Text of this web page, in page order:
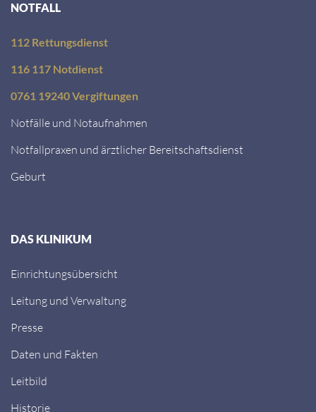
NOTFALL
112 Rettungsdienst
116 117 Notdienst
0761 19240 Vergiftungen
Notfälle und Notaufnahmen
Notfallpraxen und ärztlicher Bereitschaftsdienst
Geburt
DAS KLINIKUM
Einrichtungsübersicht
Leitung und Verwaltung
Presse
Daten und Fakten
Leitbild
Historie